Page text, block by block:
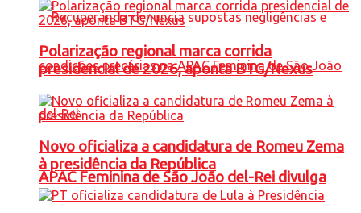
APAC Feminina de São João del-Rei divulga
Polarização regional marca corrida
presidencial de 2026, aponta BTG/Nexus
Novo oficializa a candidatura de Romeu Zema
à presidência da República